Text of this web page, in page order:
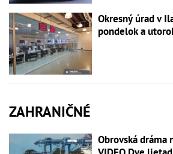
Okresný úrad v
pondelok a
ZAHRANIČNÉ
Obrovská dráma